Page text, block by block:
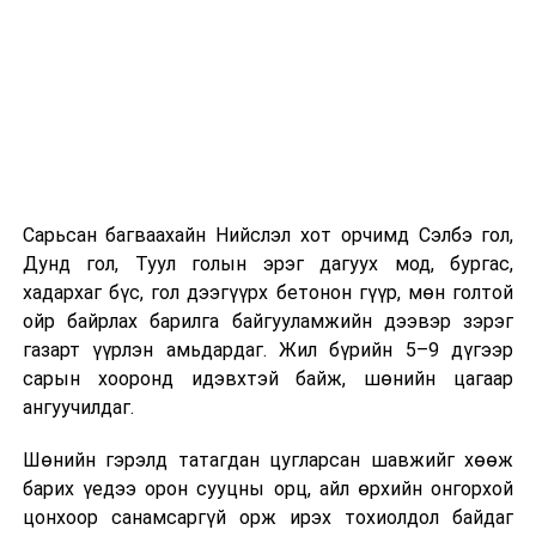
байна. Тус бүр нь 14,000 м³ нэрлэсэн багтаамжтай, 36
метрийн диаметр, 14.5 метрийн өндөртэй долоон
босоо ган сав барихаар төлөвлөсөн. Нийт хөрөнгө
оруулалтын хэмжээ 151.26 тэрбум төгрөг бөгөөд
жилийн 9 хувийн хүүтэй хөнгөлөлттэй зээлийн
хүрээнд арилжааны банкнаас 151.0 тэрбумын
санхүүжилт авсан байна. Газрын тосны
бүтээгдэхүүний агуулахын барилга угсралтын ажлын
гүйцэтгэл нь 40 хувьтай байгаа бөгөөд 2027 оны 12
дүгээр сарын 31-нд багтаан бүрэн ашиглалтад
оруулахаар төлөвлөснийг “Шунхлай” ХХК-ийн техник
Сарьсан багваахайн Нийслэл хот орчимд Сэлбэ гол,
Дунд гол, Туул голын эрэг дагуух мод, бургас,
хадархаг бүс, гол дээгүүрх бетонон гүүр, мөн голтой
ойр байрлах барилга байгууламжийн дээвэр зэрэг
газарт үүрлэн амьдардаг. Жил бүрийн 5–9 дүгээр
сарын хооронд идэвхтэй байж, шөнийн цагаар
ангуучилдаг.
Шөнийн гэрэлд татагдан цугларсан шавжийг хөөж
барих үедээ орон сууцны орц, айл өрхийн онгорхой
цонхоор санамсаргүй орж ирэх тохиолдол байдаг